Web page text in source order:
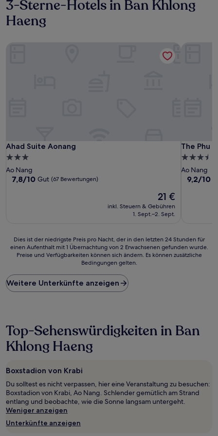
3-Sterne-Hotels in Ban Khlong
Haeng
Ahad Suite Aonang
Ahad Suite Aonang
3.0-
Sterne-
Unterkunft
Ao Nang
7.8
7,8/10 Gut (67 Bewertungen)
Der
Preis
beträgt
21 €
inkl. Steuern & Gebühren
1. Sept.–2. Sept.
The Phu
The Phu
3.5-
Sterne-
Ao Nang
9.2
9,2/10
Dies
ist
Preis
pro
Nacht,
letzten
24 Stunden
für
einen
mit
von
2 Erwachsenen
gefunden
wurde.
Preise
Dies ist der niedrigste Preis pro Nacht, der in den letzten 24 Stunden für
einen Aufenthalt mit 1 Übernachtung von 2 Erwachsenen gefunden wurde.
Preise und Verfügbarkeiten können sich ändern. Es können zusätzliche
Bedingungen gelten.
Weitere Unterkünfte anzeigen
Top-Sehenswürdigkeiten in Ban
Khlong Haeng
Boxstadion von Krabi
Du solltest es nicht verpassen, hier eine Veranstaltung zu besuchen:
Boxstadion von Krabi, Ao Nang. Schlender gemütlich am Strand
entlang und beobachte, wie die Sonne langsam untergeht.
Weniger anzeigen
Unterkünfte anzeigen